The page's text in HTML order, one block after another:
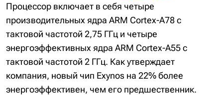
Процессор включает в себя четыре
производительных ядра ARM Cortex-A78 с
тактовой частотой 2,75 ГГц и четыре
энергоэффективных ядра ARM Cortex-A55 с
тактовой частотой 2 ГГц. Как утверждает
компания, новый чип Exynos на 22% более
энергоэффективен, чем его предшественник.